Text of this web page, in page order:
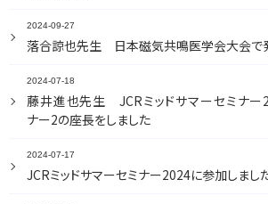
2024-09-27
落合諒也先生 日本磁気共鳴医学会大会で発
2024-07-18
藤井進也先生 JCRミッドサマーセミナ
ナー2の座長をしました
2024-07-17
JCRミッドサマーセミナー2024に参加しました